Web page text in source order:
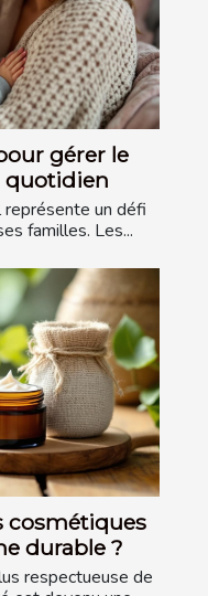
gérer le
quotidien
un défi
familles. Les...
cosmétiques
durable ?
respectueuse de